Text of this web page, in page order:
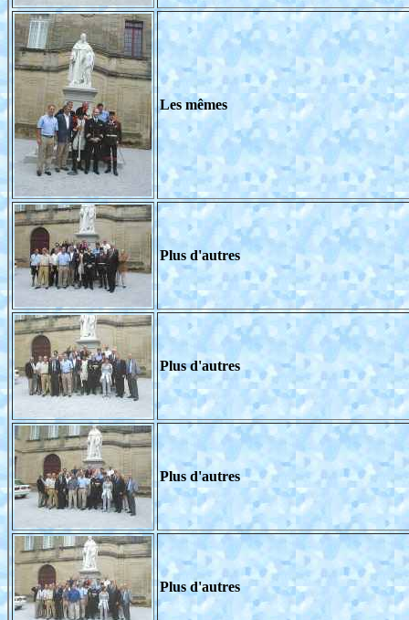
Les mêmes
Plus d'autres
Plus d'autres
Plus d'autres
Plus d'autres